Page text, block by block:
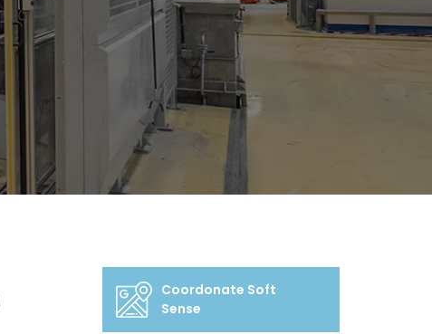
Coordonate Soft
Sense